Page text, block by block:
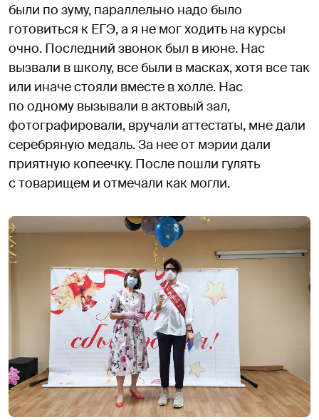
были по зуму, параллельно надо было
готовиться к ЕГЭ, а я не мог ходить на курсы
очно. Последний звонок был в июне. Нас
вызвали в школу, все были в масках, хотя все так
или иначе стояли вместе в холле. Нас
по одному вызывали в актовый зал,
фотографировали, вручали аттестаты, мне дали
серебряную медаль. За нее от мэрии дали
приятную копеечку. После пошли гулять
с товарищем и отмечали как могли.